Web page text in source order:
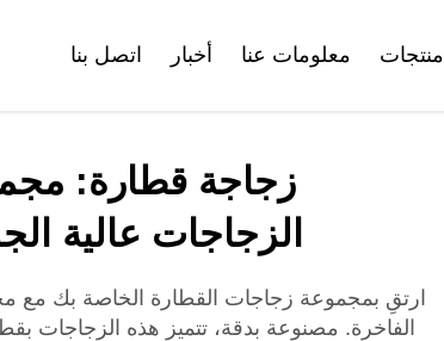
منتجات
زجاجة الزيت الأساسي
معلومات عنا أخبار اتصل بنا
زجاجة قطارة:
الزجاجات عالية
ارتقِ بمجموعة زجاجات القطارة الخاصة بك مع
الفاخرة. مصنوعة بدقة، تتميز هذه